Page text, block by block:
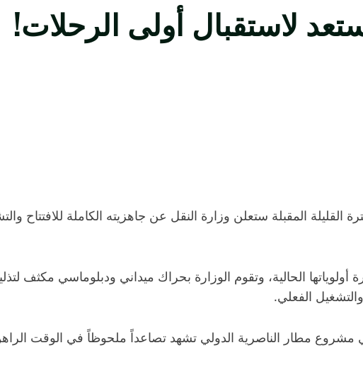
لاستقبال أولى الرحلات!
المقبلة ستعلن وزارة النقل عن جاهزيته الكاملة للافتتاح
الحالية، وتقوم الوزارة بحراك ميداني ودبلوماسي مكثف
الفعلي.
مشروع مطار الناصرية الدولي تشهد تصاعداً ملحوظاً في الوقت